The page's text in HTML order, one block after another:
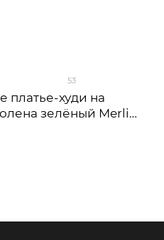
53
платье-худи на
зелёный Merlini
размер 50-52